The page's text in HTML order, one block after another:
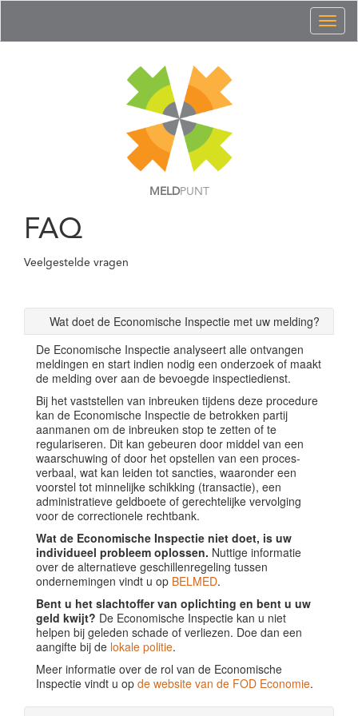
MELDPUNT
FAQ
Veelgestelde vragen
Wat doet de Economische Inspectie met uw melding?
De Economische Inspectie analyseert alle ontvangen
meldingen en start indien nodig een onderzoek of maakt
de melding over aan de bevoegde inspectiedienst.
Bij het vaststellen van inbreuken tijdens deze procedure
kan de Economische Inspectie de betrokken partij
aanmanen om de inbreuken stop te zetten of te
regulariseren. Dit kan gebeuren door middel van een
waarschuwing of door het opstellen van een proces-
verbaal, wat kan leiden tot sancties, waaronder een
voorstel tot minnelijke schikking (transactie), een
administratieve geldboete of gerechtelijke vervolging
voor de correctionele rechtbank.
Wat de Economische Inspectie niet doet, is uw
individueel probleem oplossen. Nuttige informatie
over de alternatieve geschillenregeling tussen
ondernemingen vindt u op BELMED.
Bent u het slachtoffer van oplichting en bent u uw
geld kwijt? De Economische Inspectie kan u niet
helpen bij geleden schade of verliezen. Doe dan een
aangifte bij de lokale politie.
Meer informatie over de rol van de Economische
Inspectie vindt u op de website van de FOD Economie.